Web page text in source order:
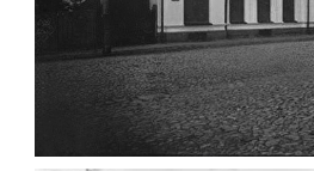
ФОТО ЖИТОМИРА 1905
МИХАЙЛІВСЬКА-